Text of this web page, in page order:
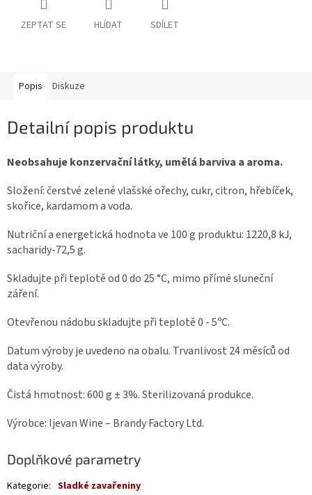
ZEPTAT SE HLÍDAT SDÍLET
Popis Diskuze
Detailní popis produktu
Neobsahuje konzervační látky, umělá barviva a aroma.
Složení: čerstvé zelené vlašské ořechy, cukr, citron, hřebíček,
skořice, kardamom a voda.
Nutriční a energetická hodnota ve 100 g produktu: 1220,8 kJ,
sacharidy-72,5 g.
Skladujte při teplotě od 0 do 25 °C, mimo přímé sluneční
záření.
Otevřenou nádobu skladujte při teplotě 0 - 5ºC.
Datum výroby je uvedeno na obalu. Trvanlivost 24 měsíců od
data výroby.
Čistá hmotnost: 600 g ± 3%. Sterilizovaná produkce.
Výrobce: Ijevan Wine – Brandy Factory Ltd.
Doplňkové parametry
Kategorie: Sladké zavařeniny